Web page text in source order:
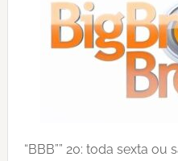
“BBB”” 20: toda sexta